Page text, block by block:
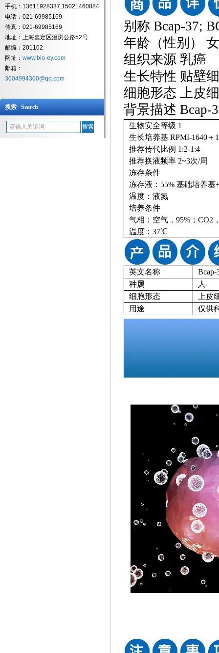
手机：13611928337,15021460884
电话：021-69985169
传真：021-69985169
地址：上海嘉定区澄浏公路52号
邮编：201102
网址： www.bio-ey.com
邮箱：
3004994300@qq.com
搜索 Search
别称 Bcap-37;
年龄（性别）
组织来源 乳癌
生长特性 贴壁
细胞形态 上皮
背景描述 Bcap-
生物安全等级 1
生长培养基 RPMI-1640＋
推荐传代比例 1:2-1:4
推荐换液频率 2~3次/周
冻存条件
冻存液： 55% 基础培养基
温度：液氮
培养条件
气相：空气， 95%；CO2
温度： 37℃
英文名称
Bcap-
种属
人
细胞形态
上皮
用途
仅供